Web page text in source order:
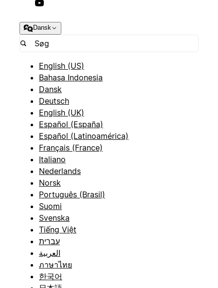
Dansk
English (US)
Bahasa Indonesia
Dansk
Deutsch
English (UK)
Español (España)
Español (Latinoamérica)
Français (France)
Italiano
Nederlands
Norsk
Português (Brasil)
Suomi
Svenska
Tiếng Việt
עברית
العربية
ภาษาไทย
한국어